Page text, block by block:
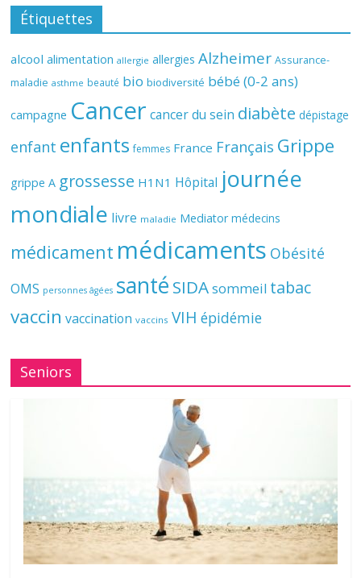
Étiquettes
alcool alimentation allergie allergies Alzheimer Assurance-
maladie asthme beauté bio biodiversité bébé (0-2 ans)
campagne Cancer cancer du sein diabète dépistage
enfant enfants femmes France Français Grippe
grippe A grossesse H1N1 Hôpital journée
mondiale livre maladie Mediator médecins
médicament médicaments Obésité
OMS personnes âgées santé SIDAsommeil tabac
vaccin vaccination vaccins VIH épidémie
Seniors